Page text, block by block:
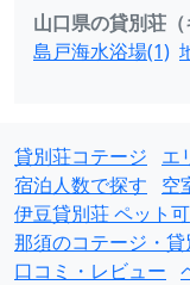
山口県の貸別荘（
島戸海水浴場(1)
貸別荘コテージ エ
宿泊人数で探す
空
伊豆貸別荘 ペット可
那須のコテージ・
口コミ・レビュー